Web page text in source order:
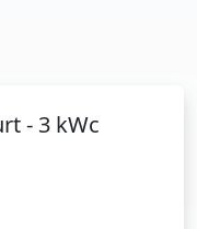
- 3 kWc